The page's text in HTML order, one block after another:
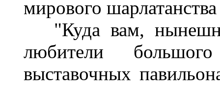
мирового
"Куда вам,
любители
выставочных